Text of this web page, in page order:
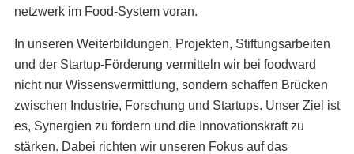
netzwerk im Food-System voran.
In unseren Weiterbildungen, Projekten, Stiftungsarbeiten
und der Startup-Förderung vermitteln wir bei foodward
nicht nur Wissensvermittlung, sondern schaffen Brücken
zwischen Industrie, Forschung und Startups. Unser Ziel ist
es, Synergien zu fördern und die Innovationskraft zu
stärken. Dabei richten wir unseren Fokus auf das